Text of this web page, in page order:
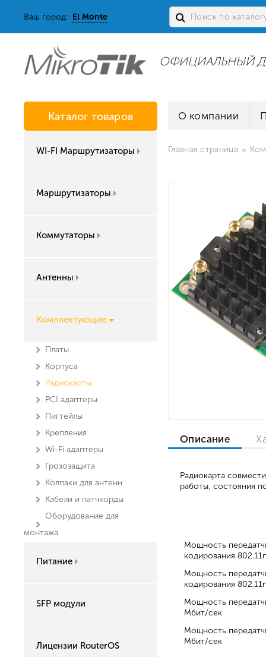
Ваш город: El Monte
ОФИЦИАЛЬНЫЙ
Каталог товаров
WI-FI Маршрутизаторы
Маршрутизаторы
Коммутаторы
Антенны
Комплектующие
Платы
Корпуса
Радиокарты
PCI адаптеры
Пигтейлы
Крепления
Wi-Fi адаптеры
Грозозащита
Колпаки для антенн
Кабели и патчкорды
Оборудование для
монтажа
Питание
SFP модули
Лицензии RouterOS
О компании
Главная страница
Описание
Радиокарта
работы, состояния
Мощность
кодирования
Мощность
кодирования
Мощность
Мбит/сек
Мощность
Мбит/сек